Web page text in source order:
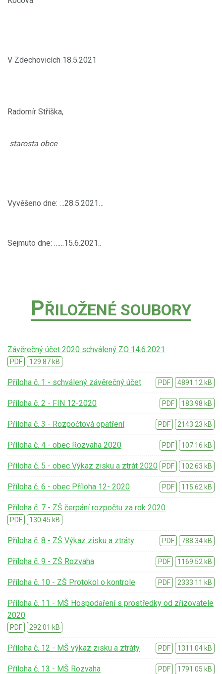
V Zdechovicích 18.5.2021
Radomír Stříška,
starosta obce
Vyvěšeno dne: …28.5.2021…
Sejmuto dne: ……15.6.2021..
PŘILOŽENÉ SOUBORY
Závěrečný účet 2020 schválený ZO 14.6.2021
PDF 129.87 kB
Příloha č. 1 - schválený závěrečný účet PDF 4891.12 kB
Příloha č. 2 - FIN 12-2020 PDF 183.98 kB
Příloha č. 3 - Rozpočtová opatření PDF 2143.23 kB
Příloha č. 4 - obec Rozvaha 2020 PDF 107.16 kB
Příloha č. 5 - obec Výkaz zisku a ztrát 2020 PDF 102.63 kB
Příloha č. 6 - obec Příloha 12- 2020 PDF 115.62 kB
Příloha č. 7 - ZŠ čerpání rozpočtu za rok 2020
PDF 130.45 kB
Příloha č. 8 - ZŠ Výkaz zisku a ztráty PDF 788.34 kB
Příloha č. 9 - ZŠ Rozvaha PDF 1169.52 kB
Příloha č. 10 - ZŠ Protokol o kontrole PDF 2333.11 kB
Příloha č. 11 - MŠ Hospodaření s prostředky od zřizovatele
2020
PDF 292.01 kB
Příloha č. 12 - MŠ výkaz zisku a ztráty PDF 1311.04 kB
Příloha č. 13 - MŠ Rozvaha PDF 1791.05 kB